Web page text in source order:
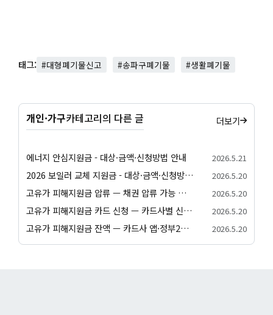
태그: #대형폐기물신고 #송파구폐기물 #생활폐기물
개인·가구카테고리의 다른 글 더보기
에너지 안심지원금 - 대상·금액·신청방법 안내 2026.5.21
2026 보일러 교체 지원금 - 대상·금액·신청방법 안내 2026.5.20
고유가 피해지원금 압류 — 채권 압류 가능 여부와 보호 절차 안내 2026.5.20
고유가 피해지원금 카드 신청 — 카드사별 신청 방법과 발급 절차 안내 2026.5.20
고유가 피해지원금 잔액 — 카드사 앱·정부24·앱별 잔액 조회 방법 2026.5.20